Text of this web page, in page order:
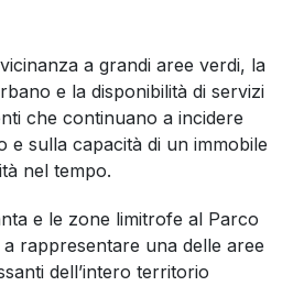
una casa nel lungo
periodo
insegna che le caratteristiche
possono essere modificate
di ristrutturazione o
una variabile non